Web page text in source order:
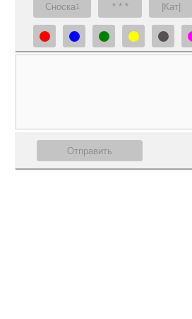
Сноска1 * * * |Кат|